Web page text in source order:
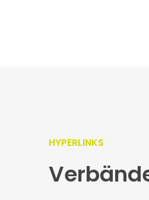
HYPERLINKS